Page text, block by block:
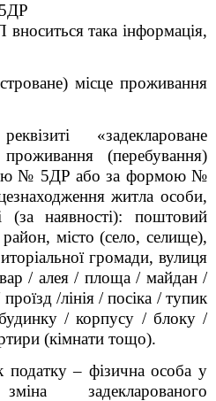
така інформація,
місце проживання
«задеклароване
проживання (перебування)
№ 5ДР або за формою №
житла особи,
наявності): поштовий
район, місто (село, селище),
громади, вулиця
/ алея / площа / майдан /
/лінія / посіка / тупик
/ корпусу / блоку /
(кімнати тощо).
– фізична особа у
задекларованого